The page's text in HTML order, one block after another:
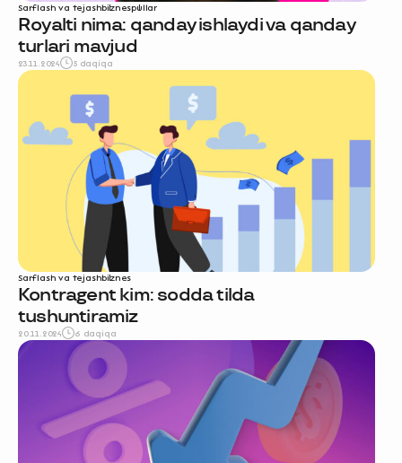
Sarflash va tejashbiznespullar
Royalti nima: qanday ishlaydi va qanday
turlari mavjud
23.11.2024 5 daqiqa
Sarflash va tejashbiznes
Kontragent kim: sodda tilda
tushuntiramiz
20.11.2024 6 daqiqa